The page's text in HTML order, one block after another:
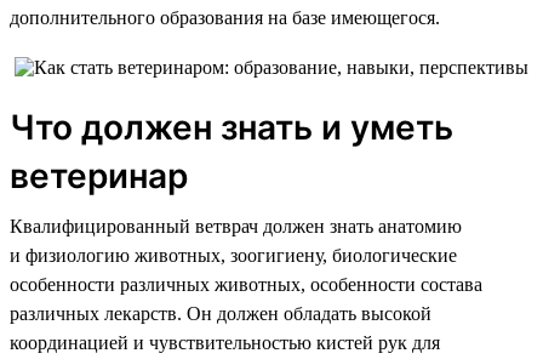
дополнительного образования на базе имеющегося.
Что должен знать и уметь
ветеринар
Квалифицированный ветврач должен знать анатомию
и физиологию животных, зоогигиену, биологические
особенности различных животных, особенности состава
различных лекарств. Он должен обладать высокой
координацией и чувствительностью кистей рук для